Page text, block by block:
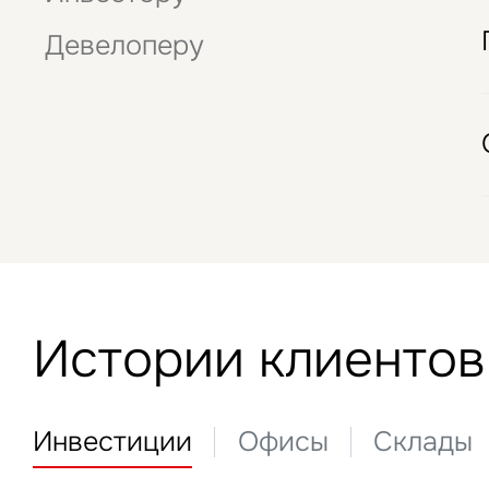
Девелоперу
Истории клиентов
Инвестиции Офисы Склады